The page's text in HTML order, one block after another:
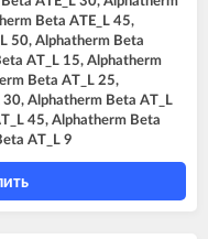
Beta ATE_L 45,
50, Alphatherm Beta
AT_L 15, Alphatherm
Beta AT_L 25,
Alphatherm Beta AT_L
45, Alphatherm Beta
AT_L 9